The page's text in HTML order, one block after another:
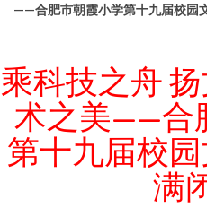
——合肥市朝霞小学第十九届校园
乘科技之舟
术之美——合
第十九届校
满